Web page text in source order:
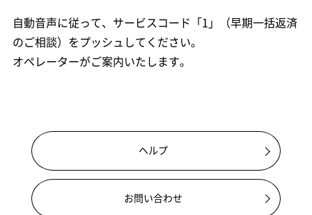
自動音声に従って、サービスコード「1」（早期一括返済
のご相談）をプッシュしてください。
オペレーターがご案内いたします。
ヘルプ
お問い合わせ